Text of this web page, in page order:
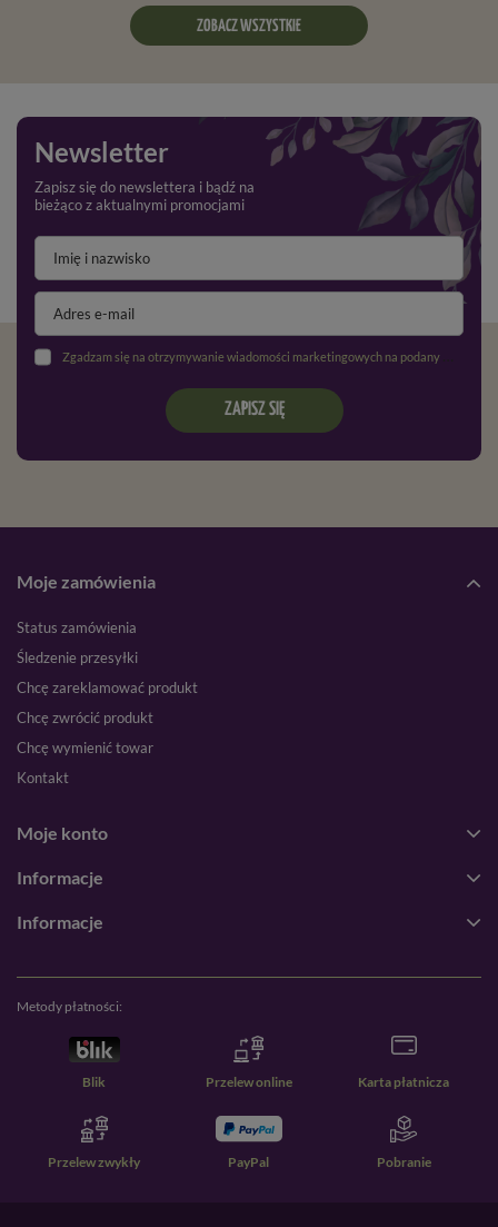
ZOBACZ WSZYSTKIE
Newsletter
Zapisz się do newslettera i bądź na
bieżąco z aktualnymi promocjami
Zgadzam się na otrzymywanie wiadomości marketingowych na podany adres e-mail oraz przetwarzanie danych osobowych zgodnie z
ZAPISZ SIĘ
Moje zamówienia
Status zamówienia
Śledzenie przesyłki
Chcę zareklamować produkt
Chcę zwrócić produkt
Chcę wymienić towar
Kontakt
Moje konto
Informacje
Informacje
Metody płatności:
Blik Przelew online Karta płatnicza
Przelew zwykły PayPal Pobranie